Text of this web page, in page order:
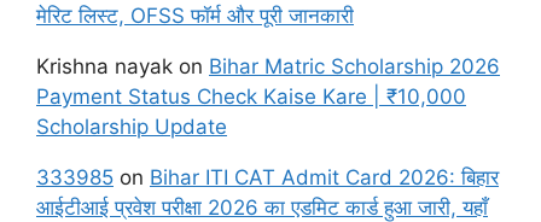
मेरिट लिस्ट, OFSS फॉर्म और पूरी जानकारी
Krishna nayak on Bihar Matric Scholarship 2026
Payment Status Check Kaise Kare | ₹10,000
Scholarship Update
333985 on Bihar ITI CAT Admit Card 2026: बिहार
आईटीआई प्रवेश परीक्षा 2026 का एडमिट कार्ड हुआ जारी, यहाँ